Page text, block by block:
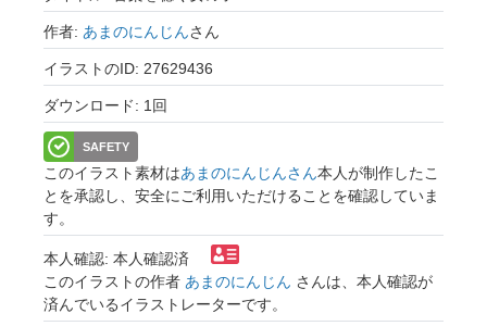
作者: あまのにんじんさん
イラストのID: 27629436
ダウンロード: 1回
SAFETY
このイラスト素材はあまのにんじんさん本人が制作したこ
とを承認し、安全にご利用いただけることを確認していま
す。
本人確認: 本人確認済
このイラストの作者 あまのにんじん さんは、本人確認が
済んでいるイラストレーターです。